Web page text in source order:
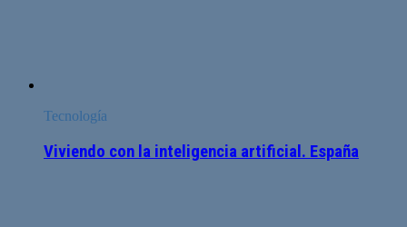
Tecnología
Viviendo con la inteligencia artificial. España